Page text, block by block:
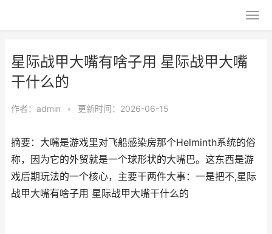
星际战甲大嘴有啥子用 星际战甲大嘴
干什么的
作者： admin • 更新时间：2026-06-15
摘要：大嘴是游戏里对飞船感染房那个Helminth系统的俗
称，因为它的外贸就是一个球形状的大嘴巴。这东西是游
戏后期玩法的一个核心，主要干两件大事：一是把不,星际
战甲大嘴有啥子用 星际战甲大嘴干什么的